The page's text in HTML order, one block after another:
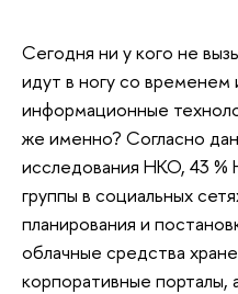
Сегодня ни у кого не
идут в ногу со
информационные
же именно? Согласно
исследования НКО, 43 %
группы в социальных
планирования и
облачные средства
корпоративные